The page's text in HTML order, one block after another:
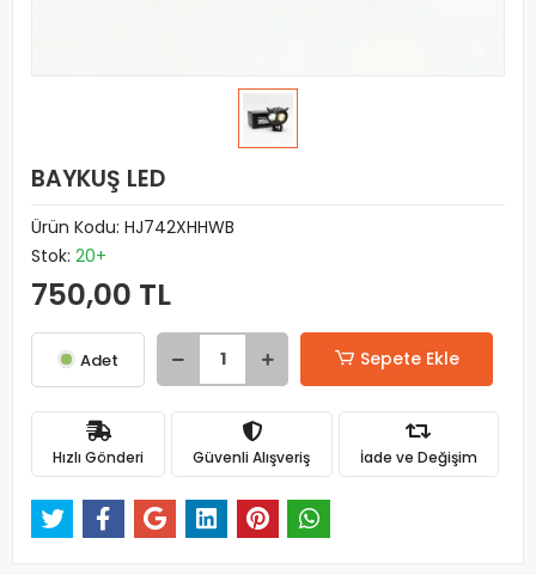
BAYKUŞ LED
Ürün Kodu: HJ742XHHWB
Stok: 20+
750,00 TL
Adet Sepete Ekle
Hızlı Gönderi Güvenli Alışveriş İade ve Değişim